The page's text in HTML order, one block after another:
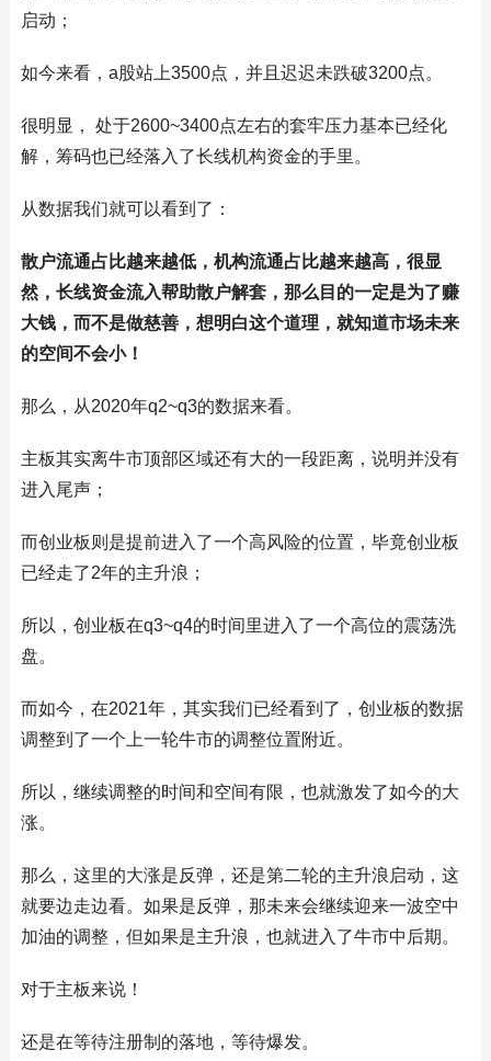
启动；
如今来看，a股站上3500点，并且迟迟未跌破3200点。
很明显， 处于2600~3400点左右的套牢压力基本已经化
解，筹码也已经落入了长线机构资金的手里。
从数据我们就可以看到了：
散户流通占比越来越低，机构流通占比越来越高，很显
然，长线资金流入帮助散户解套，那么目的一定是为了赚
大钱，而不是做慈善，想明白这个道理，就知道市场未来
的空间不会小！
那么，从2020年q2~q3的数据来看。
主板其实离牛市顶部区域还有大的一段距离，说明并没有
进入尾声；
而创业板则是提前进入了一个高风险的位置，毕竟创业板
已经走了2年的主升浪；
所以，创业板在q3~q4的时间里进入了一个高位的震荡洗
盘。
而如今，在2021年，其实我们已经看到了，创业板的数据
调整到了一个上一轮牛市的调整位置附近。
所以，继续调整的时间和空间有限，也就激发了如今的大
涨。
那么，这里的大涨是反弹，还是第二轮的主升浪启动，这
就要边走边看。如果是反弹，那未来会继续迎来一波空中
加油的调整，但如果是主升浪，也就进入了牛市中后期。
对于主板来说！
还是在等待注册制的落地，等待爆发。